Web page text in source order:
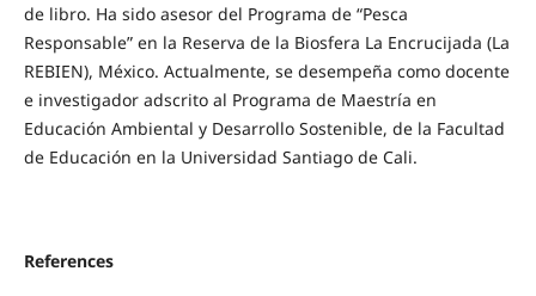
de libro. Ha sido asesor del Programa de “Pesca
Responsable” en la Reserva de la Biosfera La Encrucijada (La
REBIEN), México. Actualmente, se desempeña como docente
e investigador adscrito al Programa de Maestría en
Educación Ambiental y Desarrollo Sostenible, de la Facultad
de Educación en la Universidad Santiago de Cali.
References